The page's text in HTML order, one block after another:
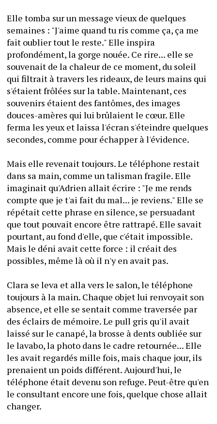
Elle tomba sur un message vieux de quelques
semaines : "J'aime quand tu ris comme ça, ça me
fait oublier tout le reste." Elle inspira
profondément, la gorge nouée. Ce rire... elle se
souvenait de la chaleur de ce moment, du soleil
qui filtrait à travers les rideaux, de leurs mains qui
s'étaient frôlées sur la table. Maintenant, ces
souvenirs étaient des fantômes, des images
douces-amères qui lui brûlaient le cœur. Elle
ferma les yeux et laissa l'écran s'éteindre quelques
secondes, comme pour échapper à l'évidence.
Mais elle revenait toujours. Le téléphone restait
dans sa main, comme un talisman fragile. Elle
imaginait qu'Adrien allait écrire : "Je me rends
compte que je t'ai fait du mal... je reviens." Elle se
répétait cette phrase en silence, se persuadant
que tout pouvait encore être rattrapé. Elle savait
pourtant, au fond d'elle, que c'était impossible.
Mais le déni avait cette force : il créait des
possibles, même là où il n'y en avait pas.
Clara se leva et alla vers le salon, le téléphone
toujours à la main. Chaque objet lui renvoyait son
absence, et elle se sentait comme traversée par
des éclairs de mémoire. Le pull gris qu'il avait
laissé sur le canapé, la brosse à dents oubliée sur
le lavabo, la photo dans le cadre retournée... Elle
les avait regardés mille fois, mais chaque jour, ils
prenaient un poids différent. Aujourd'hui, le
téléphone était devenu son refuge. Peut-être qu'en
le consultant encore une fois, quelque chose allait
changer.